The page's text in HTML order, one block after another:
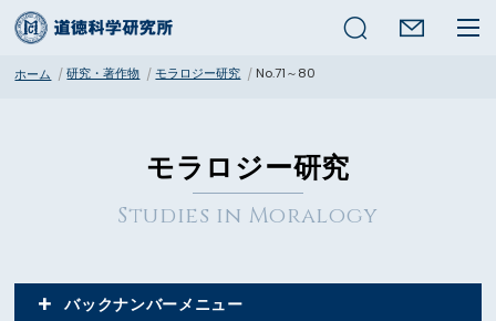
ホーム 研究・著作物 モラロジー研究 No.71～80
モラロジー研究
Studies in Moralogy
バックナンバー